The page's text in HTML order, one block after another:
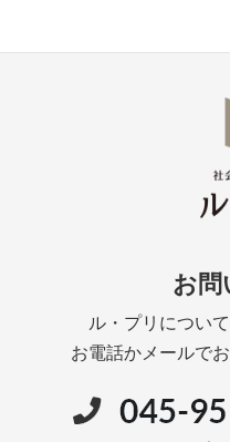
お問
ル・プリについ
お電話かメールで